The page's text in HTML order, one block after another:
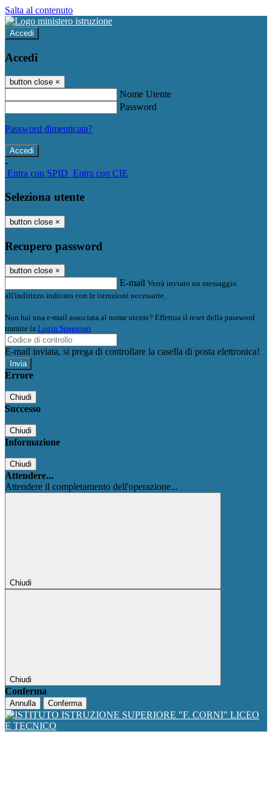
Salta al contenuto
Accedi
Accedi
button close ×
Nome Utente
Password
Password dimenticata?
-
Entra con SPID Entra con CIE
Seleziona utente
button close ×
Recupero password
button close ×
E-mail Verrà inviato un messaggio
all'indirizzo indicato con le istruzioni necessarie.
Non hai una e-mail associata al nome utente? Effettua il reset della password
tramite la Login Spaggiari
E-mail inviata, si prega di controllare la casella di posta elettronica!
Errore
Chiudi
Successo
Chiudi
Informazione
Chiudi
Attendere...
Attendere il completamento dell'operazione...
Chiudi
Chiudi
Conferma
Annulla Conferma